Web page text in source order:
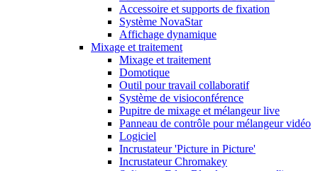
Accessoire et supports de fixation
Système NovaStar
Affichage dynamique
Mixage et traitement
Mixage et traitement
Domotique
Outil pour travail collaboratif
Système de visioconférence
Pupitre de mixage et mélangeur live
Panneau de contrôle pour mélangeur vidéo
Logiciel
Incrustateur 'Picture in Picture'
Incrustateur Chromakey